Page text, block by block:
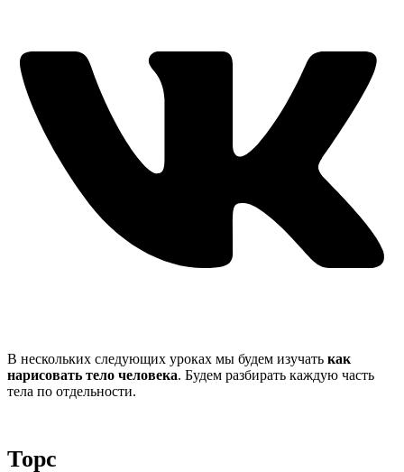
В нескольких следующих уроках мы будем изучать как
нарисовать тело человека. Будем разбирать каждую часть
тела по отдельности.
Торс